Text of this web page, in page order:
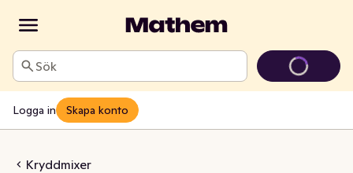
Sök
Logga in Skapa konto
Kryddmixer
Cheesy Taco